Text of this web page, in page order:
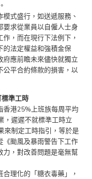
式盛行，如送遞服務、
求從業員以自僱人士身
，而在現行下法例下，
的法定權益和強積金保
府應前瞻未來儘快就獨立
公平合約條款的損害，以
準工時
香港25%上班族每周平均
，遲遲不就標準工時立
來制定工時指引，等於是
《颱風及暴雨警告下工作
力，對改善問題是毫無幫
理化的「糖衣毒藥」，